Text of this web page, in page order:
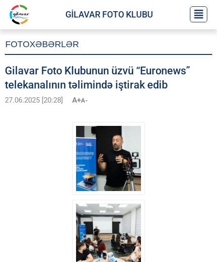
GİLAVAR FOTO KLUBU
FOTOXƏBƏRLƏR
Gilavar Foto Klubunun üzvü “Euronews”
telekanalının təlimində iştirak edib
27.06.2025 [20:28] A+A-